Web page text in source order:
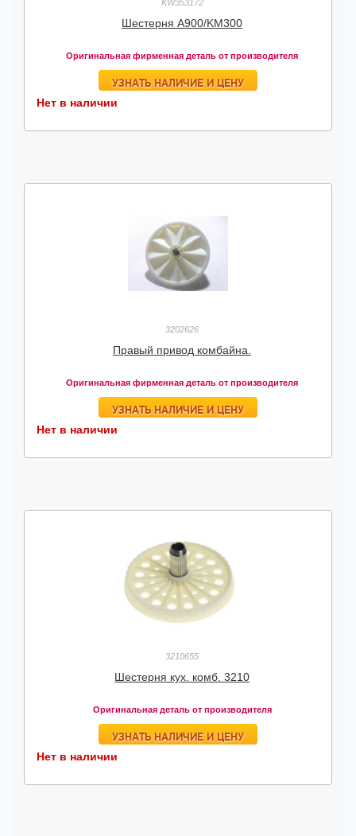
KW353172
Шестерня A900/KM300
Оригинальная фирменная деталь от производителя
УЗНАТЬ НАЛИЧИЕ И ЦЕНУ
Нет в наличии
3202626
Правый привод комбайна.
Оригинальная фирменная деталь от производителя
УЗНАТЬ НАЛИЧИЕ И ЦЕНУ
Нет в наличии
3210655
Шестерня кух. комб. 3210
Оригинальная деталь от производителя
УЗНАТЬ НАЛИЧИЕ И ЦЕНУ
Нет в наличии